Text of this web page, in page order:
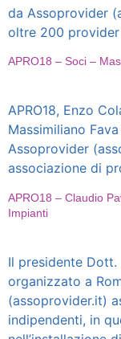
da Assoprovider
oltre 200
APRO18 – Soci –
APRO18, Enzo
Massimiliano
Assoprovider
associazione di
APRO18 – Claudio
Impianti
Il presidente Dott.
organizzato a
(assoprovider.it)
indipendenti, in